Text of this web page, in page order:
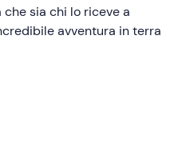
che sia chi lo riceve a
avventura in terra